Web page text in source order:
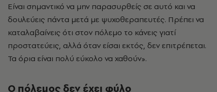
Είναι σημαντικό να μην παρασυρθείς σε αυτό και να
δουλεύεις πάντα μετά με ψυχοθεραπευτές. Πρέπει να
καταλαβαίνεις ότι στον πόλεμο το κάνεις γιατί
προστατεύεις, αλλά όταν είσαι εκτός, δεν επιτρέπεται.
Τα όρια είναι πολύ εύκολο να χαθούν».
Ο πόλεμος δεν έχει φύλο